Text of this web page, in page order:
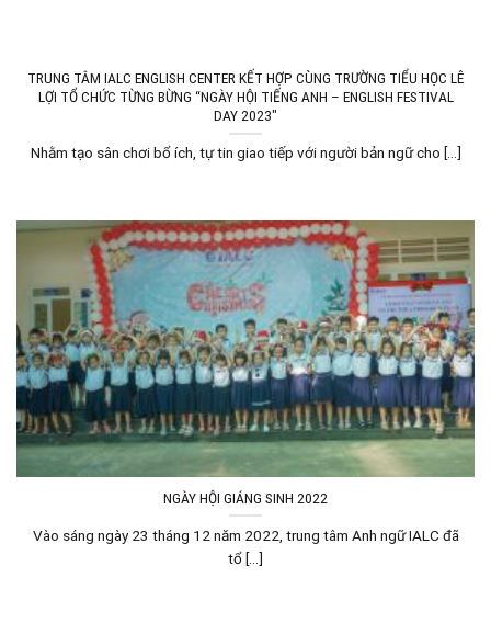
TRUNG TÂM IALC ENGLISH CENTER KẾT HỢP CÙNG TRƯỜNG TIỂU HỌC LÊ
LỢI TỔ CHỨC TỪNG BỪNG “NGÀY HỘI TIẾNG ANH – ENGLISH FESTIVAL
DAY 2023″
Nhằm tạo sân chơi bổ ích, tự tin giao tiếp với người bản ngữ cho [...]
NGÀY HỘI GIÁNG SINH 2022
Vào sáng ngày 23 tháng 12 năm 2022, trung tâm Anh ngữ IALC đã
tổ [...]